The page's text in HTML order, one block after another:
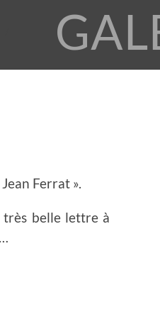
Ferrat ».
très belle lettre à